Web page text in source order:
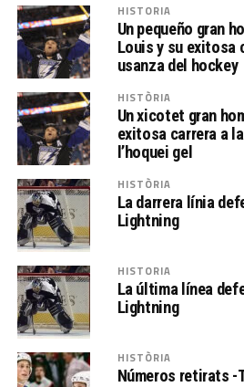
HISTORIA
Un pequeño gran
Louis y su exitosa
usanza del hockey
HISTÒRIA
Un xicotet gran
exitosa carrera a
l’hoquei gel
HISTÒRIA
La darrera línia
Lightning
HISTORIA
La última línea
Lightning
HISTÒRIA
Números retirats -